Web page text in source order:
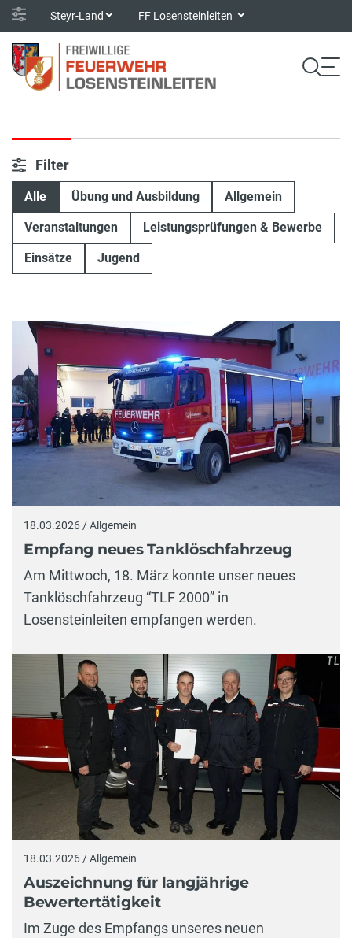
Steyr-Land FF Losensteinleiten
Filter
Alle Übung und Ausbildung Allgemein
Veranstaltungen Leistungsprüfungen & Bewerbe
Einsätze Jugend
18.03.2026 / Allgemein
Empfang neues Tanklöschfahrzeug
Am Mittwoch, 18. März konnte unser neues
Tanklöschfahrzeug “TLF 2000” in
Losensteinleiten empfangen werden.
18.03.2026 / Allgemein
Auszeichnung für langjährige
Bewertertätigkeit
Im Zuge des Empfangs unseres neuen